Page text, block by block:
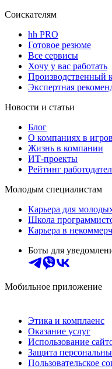
Соискателям
hh PRO
Готовое резюме
Все сервисы
Хочу у вас работать
Производственный
Экспертная
Новости и статьи
Блог
О компаниях в
Жизнь в компании
ИТ-проекты
Рейтинг
Молодым специалистам
Карьера для
Школа
Карьера в
Боты для
Мобильное приложение
Этика и комплаенс
Оказание услуг
Использование
Защита
Пользовательское